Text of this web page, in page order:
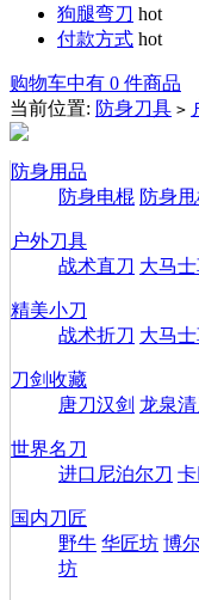
狗腿弯刀 hot
付款方式 hot
购物车中有 0 件商品
当前位置: 防身刀具 >
防身用品
防身电棍 防身
户外刀具
战术直刀 大马
精美小刀
战术折刀 大马
刀剑收藏
唐刀汉剑 龙泉清
世界名刀
进口尼泊尔刀 卡
国内刀匠
野牛 华匠坊 博
坊